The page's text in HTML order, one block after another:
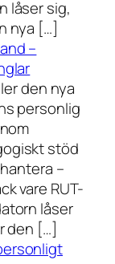
låser sig,
nya […]
–
den nya
personlig
stöd
–
vare RUT-
låser
den […]